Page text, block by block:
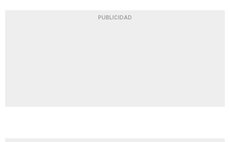
PUBLICIDAD